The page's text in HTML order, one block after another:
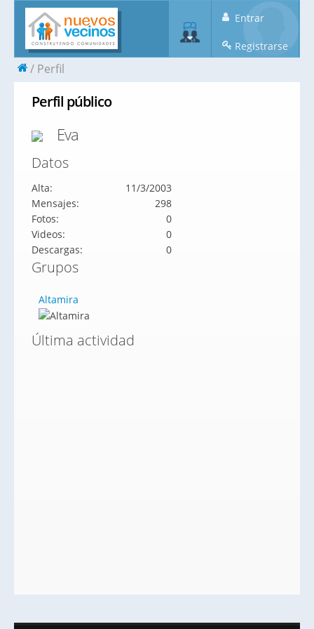
Entrar
Registrarse
Perfil
Perfil público
Eva
Datos
Alta:
11/3/2003
Mensajes:
298
Fotos:
0
Videos:
0
Descargas:
0
Grupos
Altamira
Última actividad